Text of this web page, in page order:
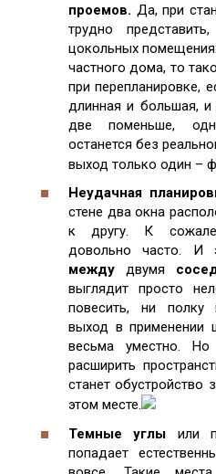
проемов. Да, при
трудно
цокольных
частного дома, то
при перепланировке,
длинная и большая,
две поменьше,
останется без
выход только один –
Неудачная
стене два окна
к другу. К
довольно часто. И
между двумя
выглядит просто
повесить, ни полку
выход в применении
весьма уместно.
расширить
станет обустройство
этом месте.
Темные углы или
попадает